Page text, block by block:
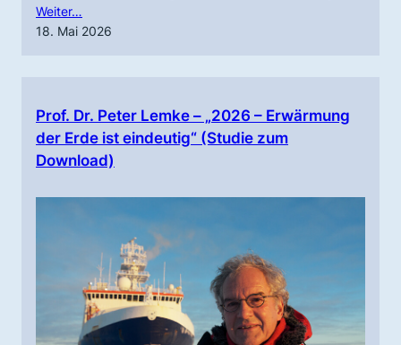
Weiter…
18. Mai 2026
Prof. Dr. Peter Lemke – „2026 – Erwärmung
der Erde ist eindeutig“ (Studie zum
Download)